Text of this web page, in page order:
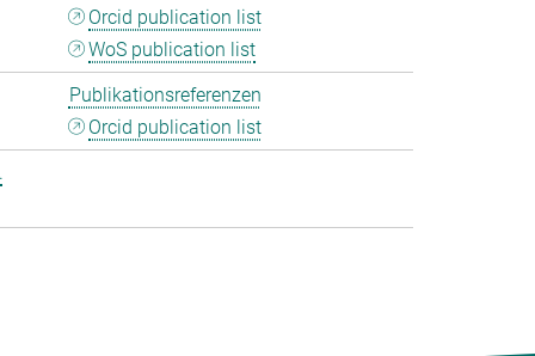
Orcid publication list
WoS publication list
Publikationsreferenzen
Orcid publication list